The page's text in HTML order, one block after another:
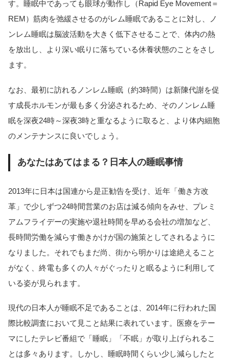
す。睡眠中であっても眼球が動作し（Rapid Eye Movement＝
REM）筋肉を弛緩させるのがレム睡眠であることに対し、ノ
ンレム睡眠は脳波活動を大きく低下させることで、体内の熱
を放出し、より深い眠りに落ちている休養状態のことをさし
ます。
なお、最初に訪れるノンレム睡眠（約3時間）は新陳代謝を促
す成長ホルモンが最も多く分泌されるため、そのノンレム睡
眠を深夜24時～深夜3時と重なるように取ると、より体内細胞
のメンテナンスに良いでしょう。
あなたはあてはまる？日本人の睡眠事情
2013年に日本は国連から是正勧告を受け、近年「働き方改
革」で少しずつ24時間営業のお店は減る傾向をみせ、プレミ
アムフライデーの実施や退社時間を早める会社の増加など、
長時間労働を減らす働きかけが国の施策としてされるように
なりました。それでもまだ尚、街から明かりは途絶えること
がなく、終電も多くの人々がぐったりと眠るように利用して
いる姿が見られます。
現代の日本人が睡眠不足であることは、2014年に行われた国
際比較調査において見こと結果に表れています。医療をテー
マにしたテレビ番組で「睡眠」「不眠」が取り上げられるこ
とは多々あります。しかし、睡眠時間くらい少し減らしたと